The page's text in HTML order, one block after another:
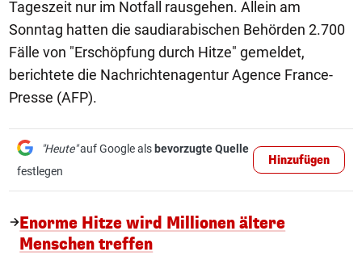
Tageszeit nur im Notfall rausgehen. Allein am
Sonntag hatten die saudiarabischen Behörden 2.700
Fälle von "Erschöpfung durch Hitze" gemeldet,
berichtete die Nachrichtenagentur Agence France-
Presse (AFP).
"Heute"auf Google als bevorzugte Quelle
festlegen
Hinzufügen
Enorme Hitze wird Millionen ältere
Menschen treffen